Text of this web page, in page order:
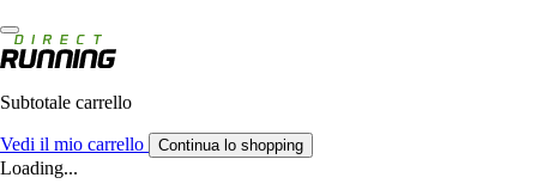
Subtotale carrello
Vedi il mio carrello Continua lo shopping
Loading...